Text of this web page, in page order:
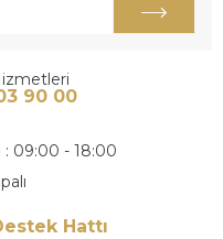
90 00
: 09:00 - 18:00
Hattı